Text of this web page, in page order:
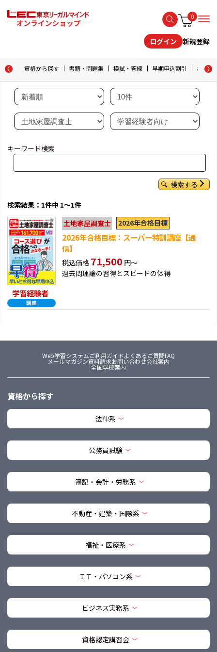
0
ログイン 新規登録
資格から探す 書籍・問題集 模試・答練 早期申込割引 おため
キーワード検索
検索する
検索結果：1件中 1～1件
学習経験者
土地家屋調査士 2026年合格目標
2026年合格目標：スーパー特訓講座【通
信】
税込価格 71,500 円～
過去問理論の習得とスピードの体得
Web学習システムご利用ガイドよくあるご質問FAQ
メールマガジン資料請求お問い合わせ会社案内
全国学校案内
資格から探す
法律系
公務員試験
簿記・会計・労務系
不動産・建築・国際系
福祉・医療系
ＩＴ・パソコン系
ビジネス実務系
資格認定講習会